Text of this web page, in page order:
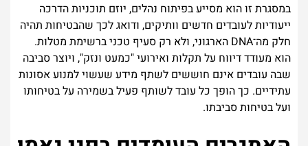
במסגרת זו הוא מסייע בפיתוח נהלים, יוזם תוכניות הדרכה
ייעודיות לעובדים חדשים וותיקים, ודואג לכך שהבטיחות תהיה
חלק מה־DNA הארגוני, ולא רק סעיף טכני ברשימת מטלות.
הוא מעודד דיווח על תקלות ואירועי "כמעט ונזק", ויוצר סביבה
שבה עובדים אינם חוששים לשתף מידע שעשוי למנוע אסונות
עתידיים. כך הופך כל עובד לשותף פעיל בשמירה על בטיחותו
ועל בטיחות סביבתו.